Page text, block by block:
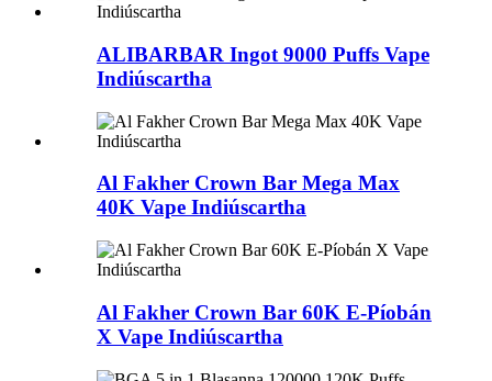
ALIBARBAR Ingot 9000 Puffs Vape
Indiúscartha
Al Fakher Crown Bar Mega Max
40K Vape Indiúscartha
Al Fakher Crown Bar 60K E-Píobán
X Vape Indiúscartha